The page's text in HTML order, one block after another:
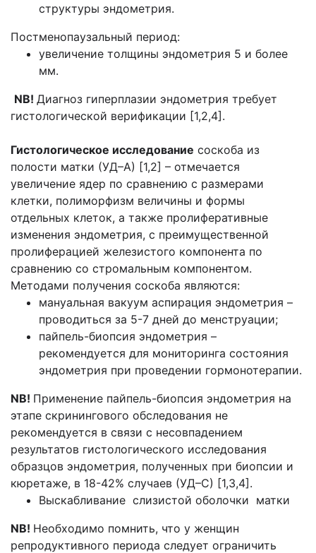
структуры эндометрия.
Постменопаузальный период:
увеличение толщины эндометрия 5 и более
мм.
NB! Диагноз гиперплазии эндометрия требует
гистологической верификации [1,2,4].
Гистологическое исследование соскоба из
полости матки (УД–А) [1,2] – отмечается
увеличение ядер по сравнению с размерами
клетки, полиморфизм величины и формы
отдельных клеток, а также пролиферативные
изменения эндометрия, с преимущественной
пролиферацией железистого компонента по
сравнению со стромальным компонентом.
Методами получения соскоба являются:
мануальная вакуум аспирация эндометрия –
проводиться за 5-7 дней до менструации;
пайпель-биопсия эндометрия –
рекомендуется для мониторинга состояния
эндометрия при проведении гормонотерапии.
NB! Применение пайпель-биопсия эндометрия на
этапе скринингового обследования не
рекомендуется в связи с несовпадением
результатов гистологического исследования
образцов эндометрия, полученных при биопсии и
кюретаже, в 18-42% случаев (УД–С) [1,3,4].
Выскабливание слизистой оболочки матки
NB! Необходимо помнить, что у женщин
репродуктивного периода следует ограничить